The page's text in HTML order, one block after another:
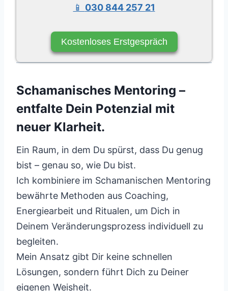
📱 030 844 257 21
Kostenloses Erstgespräch
Schamanisches Mentoring –
entfalte Dein Potenzial mit
neuer Klarheit.
Ein Raum, in dem Du spürst, dass Du genug
bist – genau so, wie Du bist.
Ich kombiniere im Schamanischen Mentoring
bewährte Methoden aus Coaching,
Energiearbeit und Ritualen, um Dich in
Deinem Veränderungsprozess individuell zu
begleiten.
Mein Ansatz gibt Dir keine schnellen
Lösungen, sondern führt Dich zu Deiner
eigenen Weisheit.